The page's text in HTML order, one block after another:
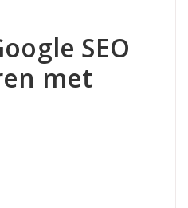
SEO
met